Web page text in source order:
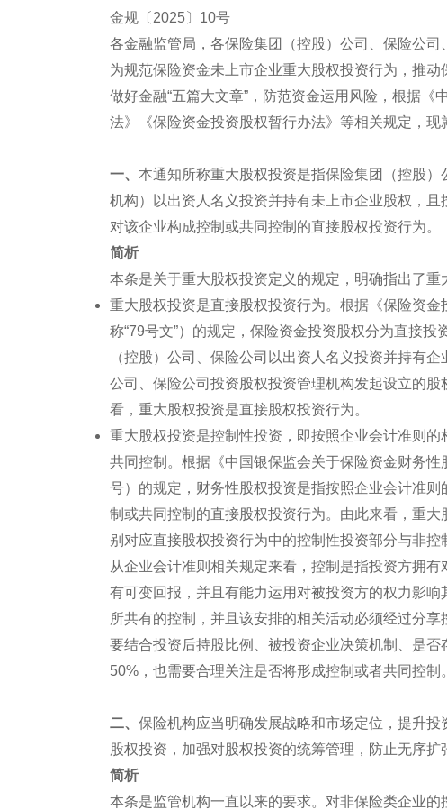
金规〔2025〕10号
各金融监管局，各保险集团（控股）公司、保险公司
为规范保险资金未上市企业重大股权投资行为，推
做好金融“五篇大文章”，防范资金运用风险，根据
法》《保险资金投资股权暂行办法》等相关规定，现
一、 本通知所称重大股权投资是指保险集团（控股
机构）以出资人名义投资并持有未上市企业股权，
对该企业构成控制或共同控制的直接股权投资行为。
简析
本条是关于重大股权投资定义的规定，明确指出了重
重大股权投资是直接股权投资行为。根据《保险资
称“79号文”）的规定，保险资金投资股权分为直接
（控股）公司、保险公司以出资人名义投资并持有
公司、保险公司投资股权投资管理机构发起设立的
看，重大股权投资是直接股权投资行为。
重大股权投资是控制性投资，即按照企业会计准则
共同控制。根据《中国银保监会关于保险资金财务
号）的规定，财务性股权投资是指按照企业会计准
制或共同控制的直接股权投资行为。由此来看，重
别对应直接股权投资行为中的控制性投资部分与非控
从企业会计准则相关规定来看，控制是指投资方拥
有可变回报，并且有能力运用对被投资方的权力影
所共有的控制，并且该安排的相关活动必须经过分
要结合投资后持股比例、被投资企业决策机制、是
50%，也需要合理关注是否将形成控制或者共同控制。
二、 保险机构应当明确发展战略和市场定位，提升
股权投资，加强对股权投资的统筹管理，防止无序扩
简析
本条是监管机构一直以来的要求。对非保险类企业